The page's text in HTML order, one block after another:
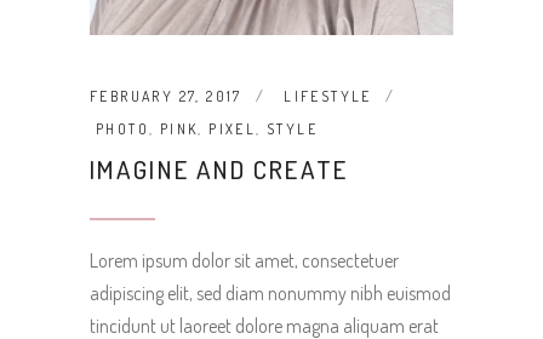
FEBRUARY 27, 2017
LIFESTYLE
PHOTO , PINK, PIXEL, STYLE
IMAGINE AND CREATE
Lorem ipsum dolor sit amet, consectetuer
adipiscing elit, sed diam nonummy nibh euismod
tincidunt ut laoreet dolore magna aliquam erat